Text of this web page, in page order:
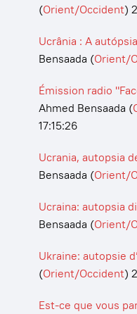
(Orient/Occident)
Ucrânia : A
Bensaada (Orient/
Émission radio
Ahmed Bensaada (
17:15:26
Ucrania, autopsia
Bensaada (Orient/
Ucraina: autopsia
Bensaada (Orient/
Ukraine: autopsie
(Orient/Occident)
Est-ce que vous